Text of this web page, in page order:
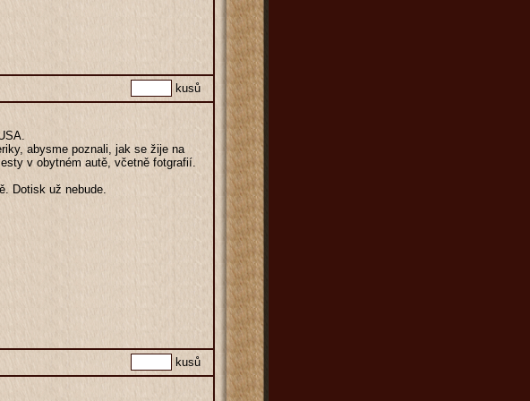
kusů
abysme poznali, jak se žije na
v obytném autě, včetně fotgrafií.
Dotisk už nebude.
kusů